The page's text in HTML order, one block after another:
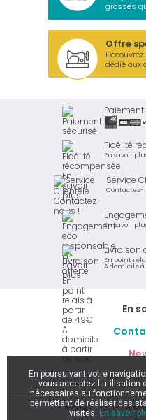
grosses
Offre
dédié aux
Fidélité
En savoir
Service
Contactez-
En savoir
Livraison
En point
A domicile
En
Copyright © 2019 Ar
En poursuivant votre
vous acceptez l'utilisation
nécessaires au
permettant de réaliser des
visites. En savoir